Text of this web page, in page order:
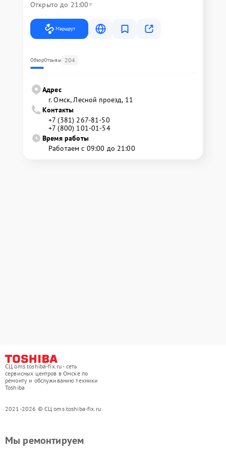
Открыто до 21:00
Маршрут
ОбзорОтзывы 204
Адрес
г. Омск, ​Лесной проезд, 11
Контакты
+7 (381) 267-81-50
+7 (800) 101-01-54
Время работы
Работаем с 09:00 до 21:00
СЦ oms.toshiba-fix.ru - сеть
сервисных центров в Омске по
ремонту и обслуживанию техники
Toshiba
2021-2026 © СЦ oms.toshiba-fix.ru
Мы ремонтируем